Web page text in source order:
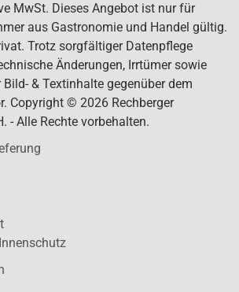
MwSt. Dieses Angebot ist nur für
aus Gastronomie und Handel gültig.
Trotz sorgfältiger Datenpflege
Änderungen, Irrtümer sowie
& Textinhalte gegenüber dem
Copyright © 2026 Rechberger
- Alle Rechte vorbehalten.